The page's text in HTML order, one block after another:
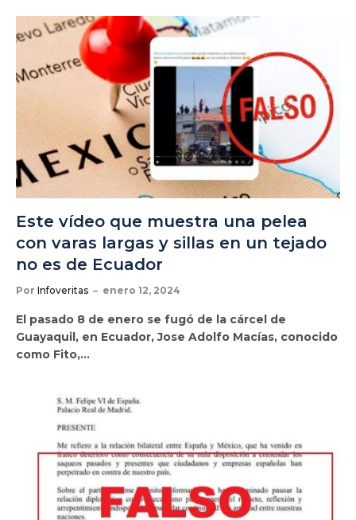
Este vídeo que muestra una pelea
con varas largas y sillas en un tejado
no es de Ecuador
Por Infoveritas enero 12, 2024
El pasado 8 de enero se fugó de la cárcel de
Guayaquil, en Ecuador, Jose Adolfo Macías, conocido
como Fito,…